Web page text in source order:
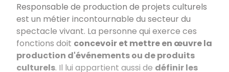
Responsable de production de projets culturels
est un métier incontournable du secteur du
spectacle vivant. La personne qui exerce ces
fonctions doit concevoir et mettre en œuvre la
production d'événements ou de produits
culturels. Il lui appartient aussi de définir les